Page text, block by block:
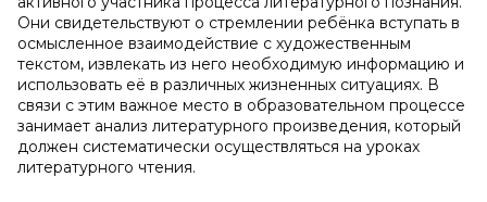
Они свидетельствуют о стремлении ребёнка вступать в
осмысленное взаимодействие с художественным
текстом, извлекать из него необходимую информацию и
использовать её в различных жизненных ситуациях. В
связи с этим важное место в образовательном процессе
занимает анализ литературного произведения, который
должен систематически осуществляться на уроках
литературного чтения.